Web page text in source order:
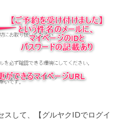
スして、【グルヤクIDでログイ